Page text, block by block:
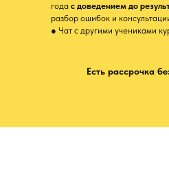
Есть рассрочка
года с доведением до
разбор ошибок и
● Чат с другими учениками